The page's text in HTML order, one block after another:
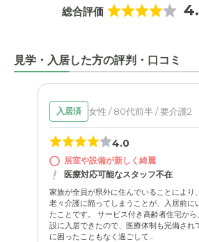
総合評価
見学・入居した方の評判・口コミ
入居済 女性 / 80代前半 / 要介護2
4.0
居室や設備が新しく綺麗
医療対応可能なスタッフ不在
家族が全員が県外に住んでいることにより
老々介護に陥ってしまうことが、入居前に
たことです。 サービス付き高齢者住宅か
設に入居できたので、医療体制も完備され
に困ったこともなく過ごして...